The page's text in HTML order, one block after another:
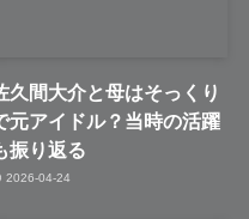
久間大介と母はそっくり
元アイドル？当時の活躍
振り返る
2026-04-24